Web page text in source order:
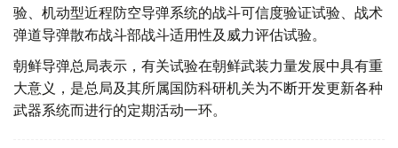
验、机动型近程防空导弹系统的战斗可信度验证试验、战术
弹道导弹散布战斗部战斗适用性及威力评估试验。
朝鲜导弹总局表示，有关试验在朝鲜武装力量发展中具有重
大意义，是总局及其所属国防科研机关为不断开发更新各种
武器系统而进行的定期活动一环。